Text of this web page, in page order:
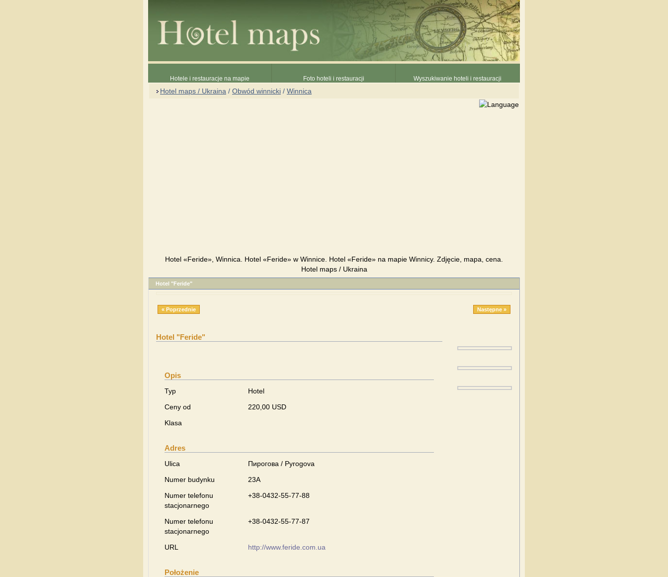
Hotele i restauracje na mapie Foto hoteli i restauracji Wyszukiwanie hoteli i restauracji
Hotel maps / Ukraina / Obwód winnicki / Winnica
Hotel «Feride», Winnica. Hotel «Feride» w Winnice. Hotel «Feride» na mapie Winnicy. Zdjęcie, mapa, cena.
Hotel maps / Ukraina
Hotel "Feride"
« Poprzednie Następne »
Hotel "Feride"
Opis
Typ
Hotel
Ceny od
220,00 USD
Klasa
Adres
Ulica
Пирогова / Pyrogova
Numer budynku
23А
Numer telefonu
stacjonarnego
+38-0432-55-77-88
Numer telefonu
stacjonarnego
+38-0432-55-77-87
URL http://www.feride.com.ua
Położenie